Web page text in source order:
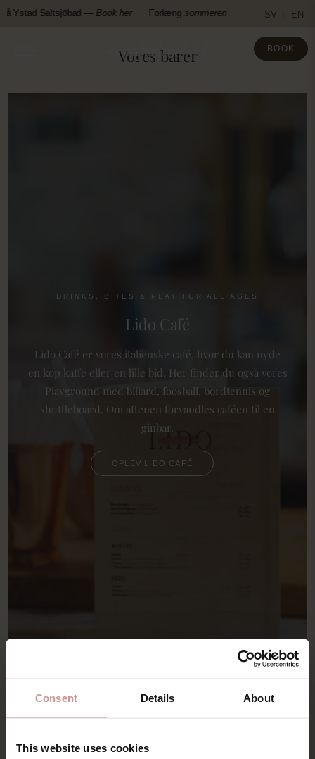
Consent Details About
This website uses cookies
SkipYstad Saltsjöbad —Book her Forlængsommerenpå Ystad Saltsjöbad
SV EN
BOOK
Vores barer
DRINKS, BITES & PLAY FOR ALL AGES
Lido Café
Lido Café er vores italienske café, hvor du kan nyde
en kop kaffe eller en lille bid. Her finder du også vores
Playground med billard, foosball, bordtennis og
shuffleboard. Om aftenen forvandles caféen til en
ginbar.
OPLEV LIDO CAFÉ